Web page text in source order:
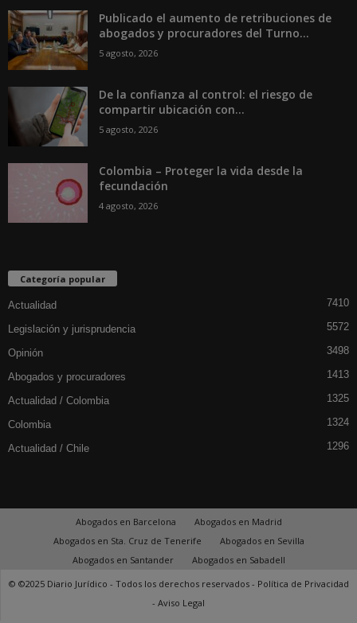
Publicado el aumento de retribuciones de
abogados y procuradores del Turno...
5 agosto, 2026
De la confianza al control: el riesgo de
compartir ubicación con...
5 agosto, 2026
Colombia – Proteger la vida desde la
fecundación
4 agosto, 2026
Categoría popular
Actualidad 7410
Legislación y jurisprudencia 5572
Opinión 3498
Abogados y procuradores 1413
Actualidad / Colombia 1325
Colombia 1324
Actualidad / Chile 1296
Abogados en Barcelona
Abogados en Madrid
Abogados en Sta. Cruz de Tenerife
Abogados en Sevilla
Abogados en Santander
Abogados en Sabadell
© ©2025 Diario Jurídico - Todos los derechos reservados - Política de Privacidad
- Aviso Legal